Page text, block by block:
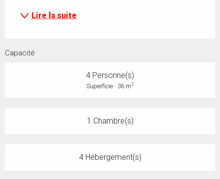
Lire la suite
Capacité
4 Personne(s)
Superficie : 36 m2
1 Chambre(s)
4 Hébergement(s)